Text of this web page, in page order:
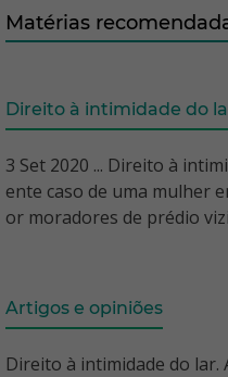
Matérias
Direito à intimidade do
3 Set 2020 ... Direito à
ente caso de uma mulher
or moradores de prédio
Artigos e opiniões
Direito à intimidade do lar.